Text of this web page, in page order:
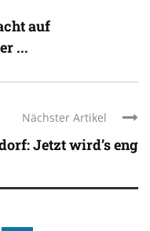
auf
...
Nächster Artikel
Jetzt wird’s eng